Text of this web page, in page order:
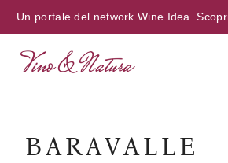
Un portale del network Wine Idea.
BARAVALLE